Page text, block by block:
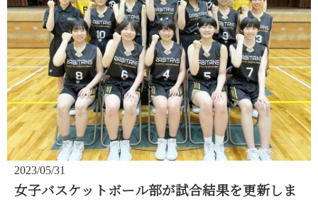
2023/05/31
女子バスケットボール部が試合結果を更新しま